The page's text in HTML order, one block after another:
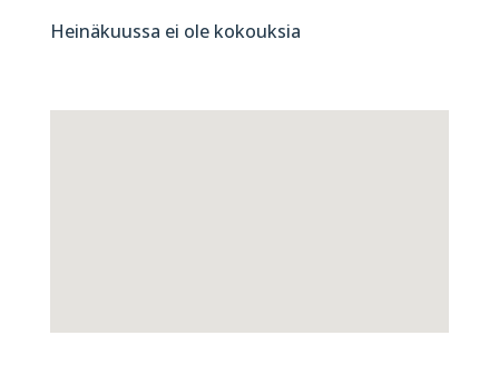
Heinäkuussa ei ole kokouksia